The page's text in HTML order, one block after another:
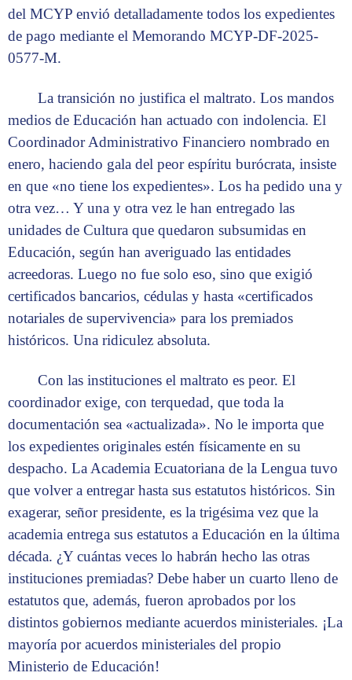
del MCYP envió detalladamente todos los expedientes
de pago mediante el Memorando MCYP-DF-2025-
0577-M.
La transición no justifica el maltrato. Los mandos
medios de Educación han actuado con indolencia. El
Coordinador Administrativo Financiero nombrado en
enero, haciendo gala del peor espíritu burócrata, insiste
en que «no tiene los expedientes». Los ha pedido una y
otra vez… Y una y otra vez le han entregado las
unidades de Cultura que quedaron subsumidas en
Educación, según han averiguado las entidades
acreedoras. Luego no fue solo eso, sino que exigió
certificados bancarios, cédulas y hasta «certificados
notariales de supervivencia» para los premiados
históricos. Una ridiculez absoluta.
Con las instituciones el maltrato es peor. El
coordinador exige, con terquedad, que toda la
documentación sea «actualizada». No le importa que
los expedientes originales estén físicamente en su
despacho. La Academia Ecuatoriana de la Lengua tuvo
que volver a entregar hasta sus estatutos históricos. Sin
exagerar, señor presidente, es la trigésima vez que la
academia entrega sus estatutos a Educación en la última
década. ¿Y cuántas veces lo habrán hecho las otras
instituciones premiadas? Debe haber un cuarto lleno de
estatutos que, además, fueron aprobados por los
distintos gobiernos mediante acuerdos ministeriales. ¡La
mayoría por acuerdos ministeriales del propio
Ministerio de Educación!